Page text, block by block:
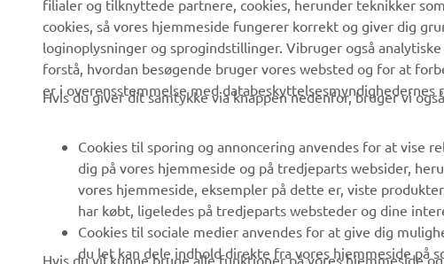
VIRKSOMHED
Om os
Nyheder
Presse
Brochurer
Arbejde hos Yamaha
Bliv forhandler
B2B
eBike systemer
Myndigheder
Redningstjensten
Køreskoler
Robotics
Partnerskaber
cookies, så vores hjemmeside fungerer korrekt og giver dig
loginoplysninger og sprogindstillinger. Vibruger også
forstå, hvordan besøgende bruger vores websted og for at
er i overensstemmelse med
Hvis du giver dit samtykke via knappen nedenfor, bruger vi
dig på vores hjemmeside og på tredjeparts websider,
vores hjemmeside, eksempler på dette er, viste
har købt, ligeledes på tredjeparts websteder og dine
Cookies til sociale medier anvendes for at give dig
du let kan dele indhold direkte fra vores hjemmeside på
medieplatforme, som tillader sociale medieplatforme at
Hvis du vil kunne bruge alle funktioner på vores hjemmeside
acceptere cookies